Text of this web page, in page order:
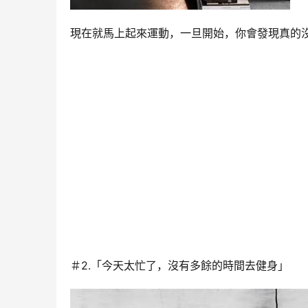
現在就馬上起來運動，一旦開始，你會發現真的
＃2.「今天太忙了，沒有多餘的時間去健身」